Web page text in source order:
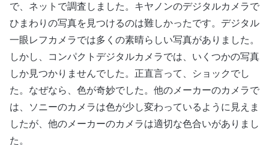
で、ネットで調査しました。キヤノンのデジタルカメラで
ひまわりの写真を見つけるのは難しかったです。デジタル
一眼レフカメラでは多くの素晴らしい写真がありました。
しかし、コンパクトデジタルカメラでは、いくつかの写真
しか見つかりませんでした。正直言って、ショックでし
た。なぜなら、色が奇妙でした。他のメーカーのカメラで
は、ソニーのカメラは色が少し変わっているように見えま
したが、他のメーカーのカメラは適切な色合いがありまし
た。